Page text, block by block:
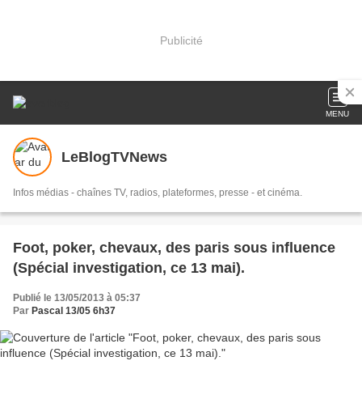
Publicité
MENU
LeBlogTVNews
Infos médias - chaînes TV, radios, plateformes, presse - et cinéma.
Foot, poker, chevaux, des paris sous influence
(Spécial investigation, ce 13 mai).
Publié le 13/05/2013 à 05:37
Par Pascal 13/05 6h37